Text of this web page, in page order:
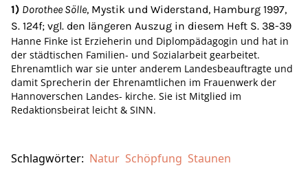
1) Dorothee Sölle, Mystik und Widerstand, Hamburg 1997,
S. 124f; vgl. den längeren Auszug in diesem Heft S. 38-39
Hanne Finke ist Erzieherin und Diplompädagogin und hat in
der städtischen Familien- und Sozialarbeit gearbeitet.
Ehrenamtlich war sie unter anderem Landesbeauftragte und
damit Sprecherin der Ehrenamtlichen im Frauenwerk der
Hannoverschen Landes- kirche. Sie ist Mitglied im
Redaktionsbeirat leicht & SINN.
Schlagwörter: Natur Schöpfung Staunen